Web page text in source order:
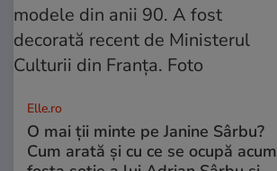
Elle.ro
O mai ții minte pe Janine Sârbu?
Cum arată și cu ce se ocupă acum